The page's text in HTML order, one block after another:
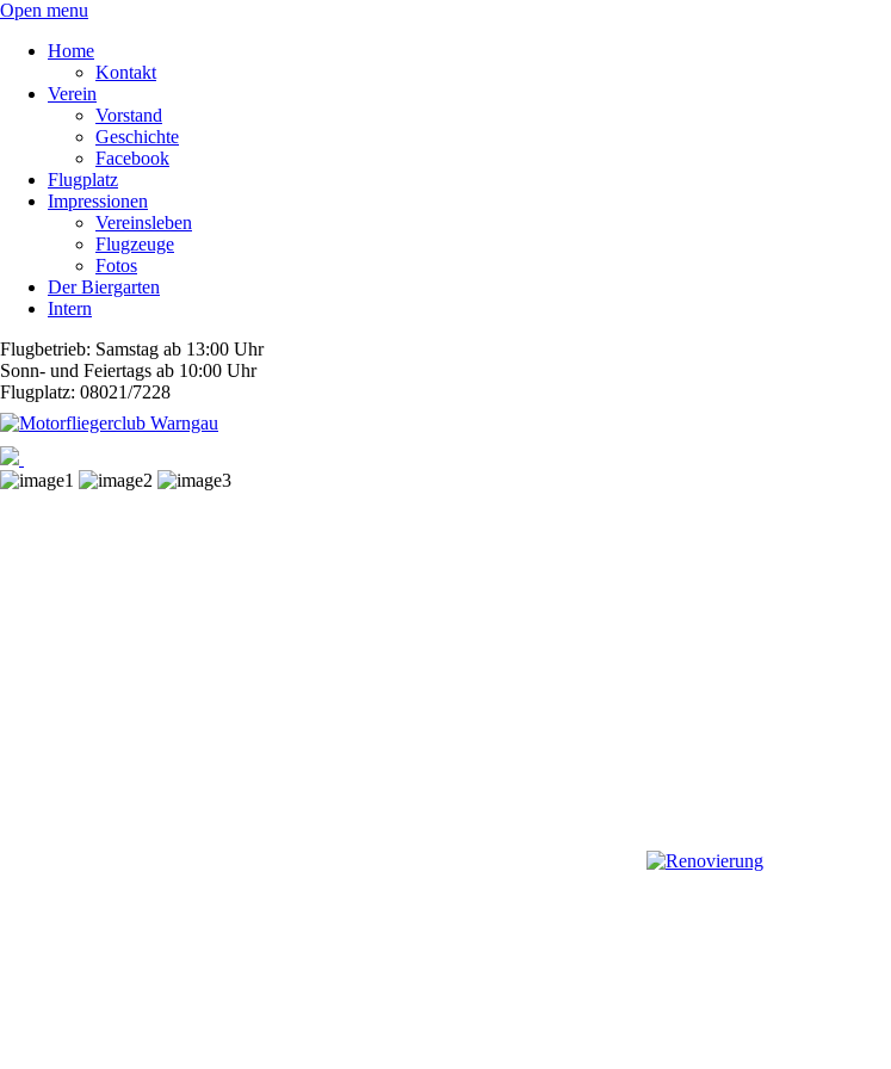
Open menu
Home
Kontakt
Verein
Vorstand
Geschichte
Facebook
Flugplatz
Impressionen
Vereinsleben
Flugzeuge
Fotos
Der Biergarten
Intern
Flugbetrieb: Samstag ab 13:00 Uhr
Sonn- und Feiertags ab 10:00 Uhr
Flugplatz: 08021/7228